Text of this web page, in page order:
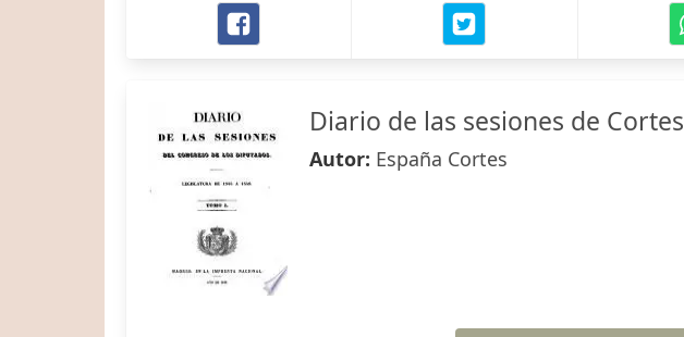
Diario de las sesiones de Cortes
Autor: España Cortes